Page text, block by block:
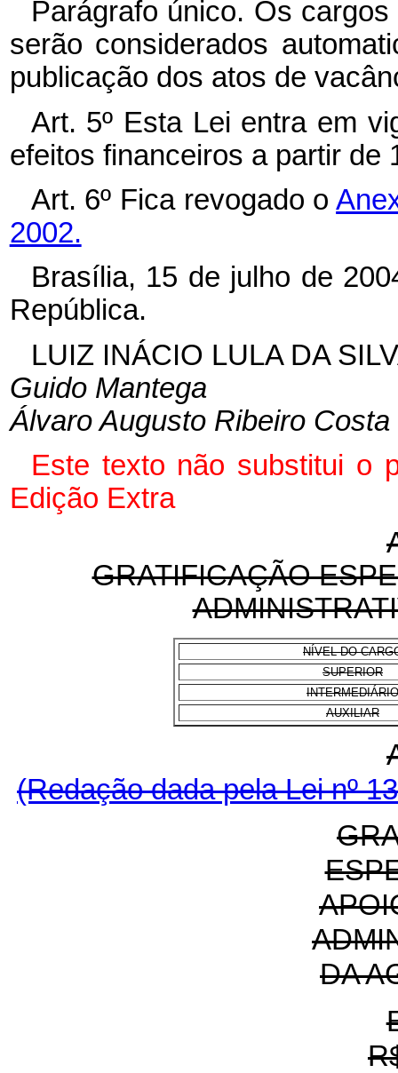
Parágrafo único. Os
serão considerados
publicação dos atos de
Art. 5º Esta Lei entra em
efeitos financeiros a partir de
Art. 6º Fica revogado o
2002.
Brasília, 15 de julho de
República.
LUIZ INÁCIO LULA DA
Guido Mantega
Álvaro Augusto Ribeiro Costa
Este texto não substitui o
Edição Extra
GRATIFICAÇÃO
NÍVEL DO
SUPERIOR
INTERMEDIÁRIO
AUXILIAR
(Redação dada pela Lei nº
DA